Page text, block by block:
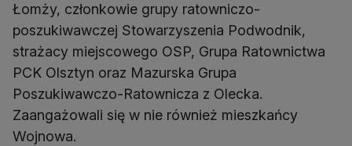
Łomży, członkowie grupy ratowniczo-
poszukiwawczej Stowarzyszenia Podwodnik,
strażacy miejscowego OSP, Grupa Ratownictwa
PCK Olsztyn oraz Mazurska Grupa
Poszukiwawczo-Ratownicza z Olecka.
Zaangażowali się w nie również mieszkańcy
Wojnowa.